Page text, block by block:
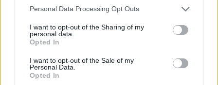
Personal Data Processing Opt Outs
I want to opt-out of the Sharing of my
personal data.
Opted In
I want to opt-out of the Sale of my
Personal Data.
Opted In